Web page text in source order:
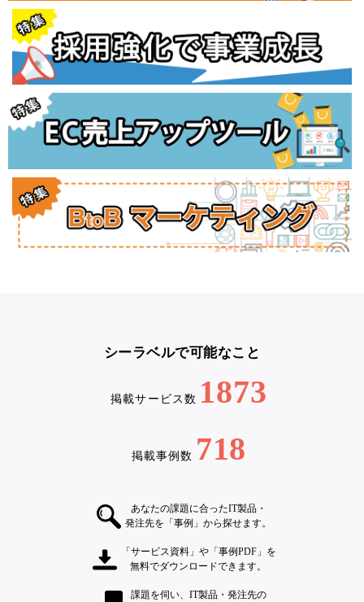
シーラベルで可能なこと
掲載サービス数 1873
掲載事例数 718
あなたの課題に合ったIT製品・
発注先を「事例」から探せます。
「サービス資料」や「事例PDF」を
無料でダウンロードできます。
課題を伺い、IT製品・発注先の